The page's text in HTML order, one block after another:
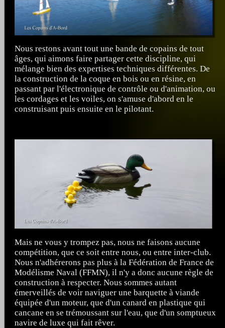
Nous restons avant tout une bande de copains de tout
âges, qui aimons faire partager cette discipline, qui
mélange bien des expertises techniques différentes. De
la construction de la coque en bois ou en résine, en
passant par l'électronique de contrôle ou d'animation, ou
les cordages et les voiles, on s'amuse d'abord en le
construisant puis ensuite en le pilotant.
Mais ne vous y trompez pas, nous ne faisons aucune
compétition, que ce soit entre nous, ou entre inter-club.
Nous n'adhérerons pas plus à la Fédération de France de
Modélisme Naval (FFMN), il n'y a donc aucune règle de
construction à respecter. Nous sommes autant
émerveillés de voir naviguer une barquette à viande
équipée d'un moteur, que d'un canard en plastique qui
cancane en se trémoussant sur l'eau, que d'un somptueux
navire de luxe qui fait rêver.